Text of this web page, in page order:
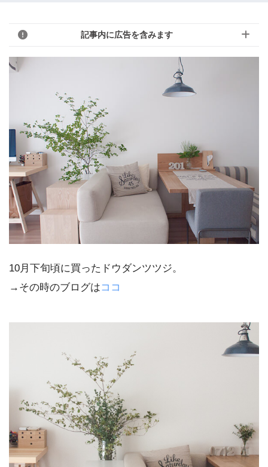
記事内に広告を含みます
10月下旬頃に買ったドウダンツツジ。
→その時のブログはココ